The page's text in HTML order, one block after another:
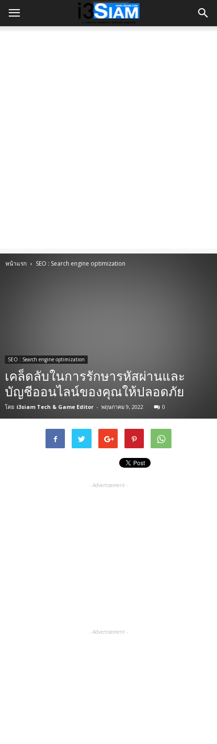
หน้าแรก SEO : Search engine optimization
SEO : Search engine optimization
เคล็ดลับในการรักษารหัสผ่านและ
บัญชีออนไลน์ของคุณให้ปลอดภัย
โดย i3siam Tech & Game Editor - พฤษภาคม 9, 2022 0
- Advertisement -
- Advertisement -